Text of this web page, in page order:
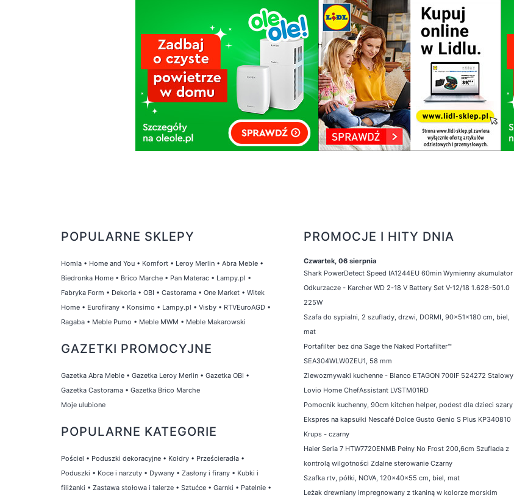
POPULARNE SKLEPY
Homla • Home and You • Komfort • Leroy Merlin • Abra Meble •
Biedronka Home • Brico Marche • Pan Materac • Lampy.pl •
Fabryka Form • Dekoria • OBI • Castorama • One Market • Witek
Home • Eurofirany • Konsimo • Lampy.pl • Visby • RTVEuroAGD •
Ragaba • Meble Pumo • Meble MWM • Meble Makarowski
GAZETKI PROMOCYJNE
Gazetka Abra Meble • Gazetka Leroy Merlin • Gazetka OBI •
Gazetka Castorama • Gazetka Brico Marche
Moje ulubione
POPULARNE KATEGORIE
Pościel • Poduszki dekoracyjne • Kołdry • Prześcieradła •
Poduszki • Koce i narzuty • Dywany • Zasłony i firany • Kubki i
filiżanki • Zastawa stołowa i talerze • Sztućce • Garnki • Patelnie •
PROMOCJE I HITY DNIA
Czwartek, 06 sierpnia
Shark PowerDetect Speed IA1244EU 60min Wymienny akumulator
Odkurzacze - Karcher WD 2-18 V Battery Set V-12/18 1.628-501.0
225W
Szafa do sypialni, 2 szuflady, drzwi, DORMI, 90x51x180 cm, biel,
mat
Portafilter bez dna Sage the Naked Portafilter™
SEA304WLW0ZEU1, 58 mm
Zlewozmywaki kuchenne - Blanco ETAGON 700IF 524272 Stalowy
Lovio Home ChefAssistant LVSTM01RD
Pomocnik kuchenny, 90cm kitchen helper, podest dla dzieci szary
Ekspres na kapsułki Nescafé Dolce Gusto Genio S Plus KP340810
Krups - czarny
Haier Seria 7 HTW7720ENMB Pełny No Frost 200,6cm Szuflada z
kontrolą wilgotności Zdalne sterowanie Czarny
Szafka rtv, półki, NOVA, 120x40x55 cm, biel, mat
Leżak drewniany impregnowany z tkaniną w kolorze morskim